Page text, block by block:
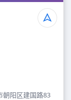
朝阳区建国路83